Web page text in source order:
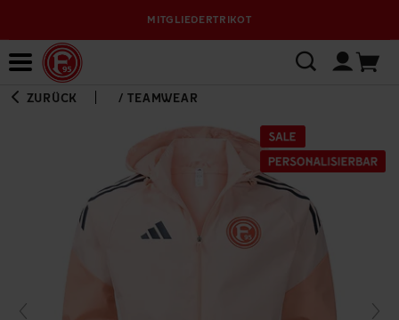
MITGLIEDERTRIKOT
ZURÜCK /TEAMWEAR